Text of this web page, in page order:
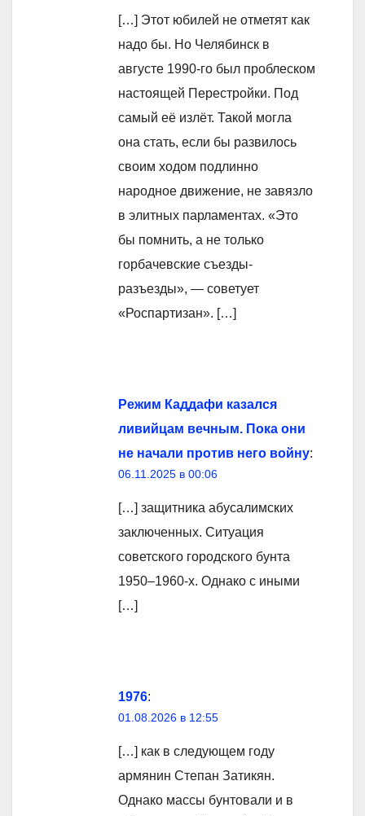
[…] Этот юбилей не отметят как
надо бы. Но Челябинск в
августе 1990-го был проблеском
настоящей Перестройки. Под
самый её излёт. Такой могла
она стать, если бы развилось
своим ходом подлинно
народное движение, не завязло
в элитных парламентах. «Это
бы помнить, а не только
горбачевские съезды-
разъезды», — советует
«Роспартизан». […]
Режим Каддафи казался
ливийцам вечным. Пока они
не начали против него войну:
06.11.2025 в 00:06
[…] защитника абусалимских
заключенных. Ситуация
советского городского бунта
1950–1960-х. Однако с иными
[…]
1976:
01.08.2026 в 12:55
[…] как в следующем году
армянин Степан Затикян.
Однако массы бунтовали и в